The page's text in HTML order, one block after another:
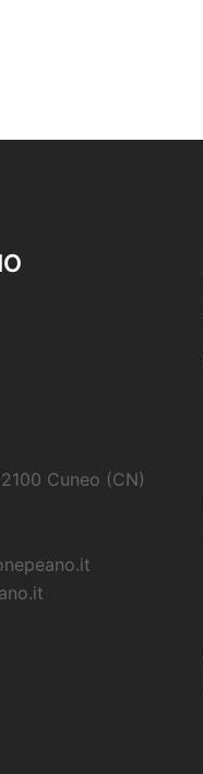
Cuneo (CN)